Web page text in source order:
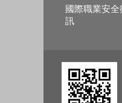
國際職業安全
訊